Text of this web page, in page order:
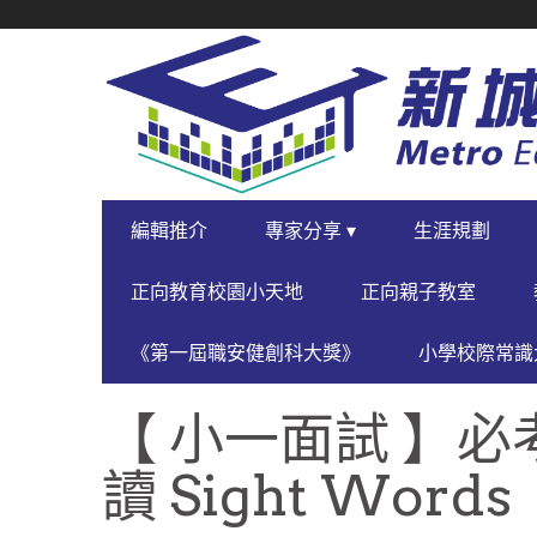
NAVIGATION
PRIMARY
NAVIGATION
編輯推介 專家分享 ▾ 生涯規劃
正向教育校園小天地 正向親子教室
《第一屆職安健創科大獎》 小學校際常
【 小‌一‌面‌試 】‌
讀‌ ‌Sight‌ ‌Words‌